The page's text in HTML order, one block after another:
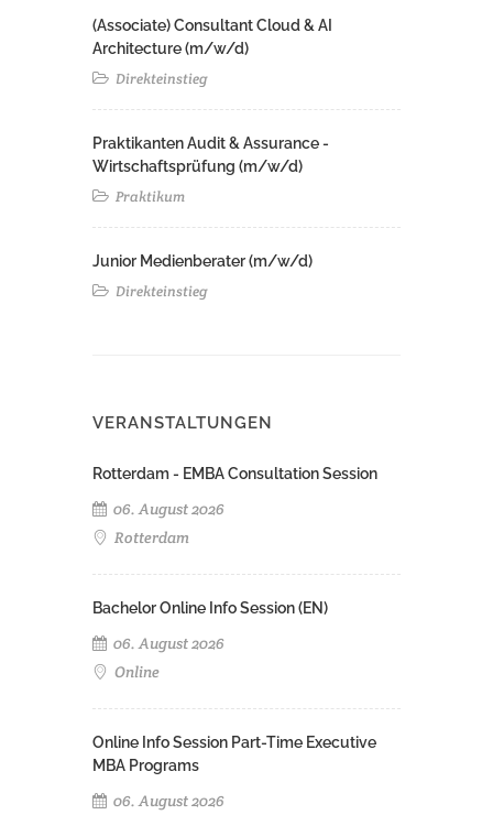
(Associate) Consultant Cloud & AI
Architecture (m/w/d)​ ​
Direkteinstieg
Praktikanten Audit & Assurance -
Wirtschaftsprüfung (m/w/d)
Praktikum
Junior Medienberater (m/w/d)
Direkteinstieg
VERANSTALTUNGEN
Rotterdam - EMBA Consultation Session
06. August 2026
Rotterdam
Bachelor Online Info Session (EN)
06. August 2026
Online
Online Info Session Part-Time Executive
MBA Programs
06. August 2026